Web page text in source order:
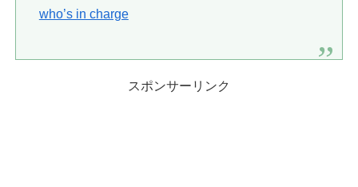
who’s in charge
スポンサーリンク